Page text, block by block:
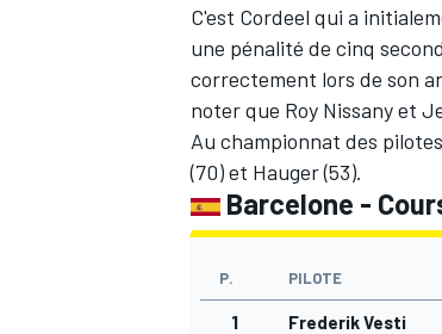
C'est Cordeel qui a
une pénalité de cinq
correctement lors de son
noter que Roy Nissany et
Au championnat des
(70) et Hauger (53).
Barcelone -
P. PILOTE
1 Frederik Vesti